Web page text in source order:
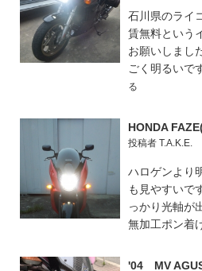
石川県のライ
賃無料という
お願いしまし
ごく明るいで
る
HONDA
投稿者 T.A.K.E.
ハロゲンより
も見やすいで
っかり光軸が
無加工ポン着
'04 MV